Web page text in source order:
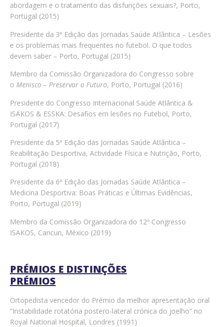
abordagem e o tratamento das disfunções sexuais?, Porto,
Portugal (2015)
Presidente da 3ª Edição das Jornadas Saúde Atlântica – Lesões
e os problemas mais frequentes no futebol. O que todos
devem saber – Porto, Portugal (2015)
Membro da Comissão Organizadora do Congresso sobre
o Menisco – Preservar o Futuro, Porto, Portugal (2016)
Presidente do Congresso Internacional Saúde Atlântica &
ISAKOS & ESSKA: Desafios em lesões no Futebol, Porto,
Portugal (2017)
Presidente da 5ª Edição das Jornadas Saúde Atlântica –
Reabilitação Desportiva, Actividade Física e Nutrição, Porto,
Portugal (2018)
Presidente da 6ª Edição das Jornadas Saúde Atlântica –
Medicina Desportiva: Boas Práticas e Últimas Evidências,
Porto, Portugal (2019)
Membro da Comissão Organizadora do 12º Congresso
ISAKOS, Cancun, México (2019)
PRÉMIOS E DISTINÇÕES
PRÉMIOS
Ortopedista vencedor do Prémio da melhor apresentação oral
“Instabilidade rotatória postero-lateral crónica do joelho” no
Royal National Hospital, Londres (1991)